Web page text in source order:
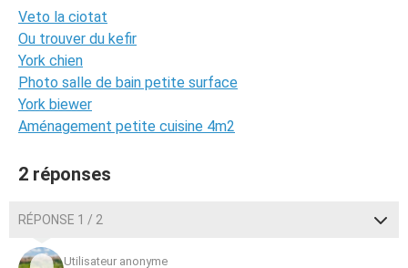
Veto la ciotat
Ou trouver du kefir
York chien
Photo salle de bain petite surface
York biewer
Aménagement petite cuisine 4m2
2 réponses
RÉPONSE 1 / 2
Utilisateur anonyme